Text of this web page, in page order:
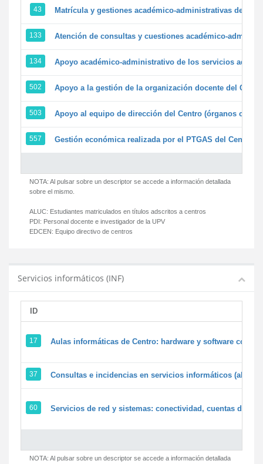
43 Matrícula y gestiones académico-administrativas de la
133 Atención de consultas y cuestiones académico-
134 Apoyo académico-administrativo de los servicios
502 Apoyo a la gestión de la organización docente del
503 Apoyo al equipo de dirección del Centro (órganos
557 Gestión económica realizada por el PTGAS del Centro
NOTA: Al pulsar sobre un descriptor se accede a información detallada
sobre el mismo.
ALUC: Estudiantes matriculados en títulos adscritos a centros
PDI: Personal docente e investigador de la UPV
EDCEN: Equipo directivo de centros
Servicios informáticos (INF)
ID
17 Aulas informáticas de Centro: hardware y software
37 Consultas e incidencias en servicios informáticos
60 Servicios de red y sistemas: conectividad, cuentas de
NOTA: Al pulsar sobre un descriptor se accede a información detallada